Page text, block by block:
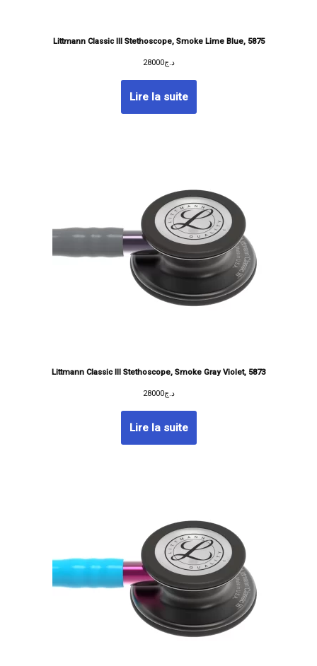
Littmann Classic III Stethoscope, Smoke Lime Blue, 5875
د.ج28000
Lire la suite
Littmann Classic III Stethoscope, Smoke Gray Violet, 5873
د.ج28000
Lire la suite